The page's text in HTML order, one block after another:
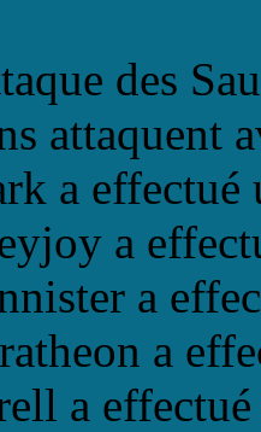
des
attaquent
a effectué
a
a
a
a effectué